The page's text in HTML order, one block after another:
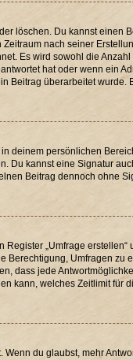
löschen. Du kannst einen
nach seiner
Es wird sowohl die
hat oder wenn ein
Beitrag überarbeitet wurde.
deinem persönlichen
Du kannst eine Signatur
Beitrag dennoch ohne
„Umfrage erstellen“
Umfragen zu
dass jede
kann, welches Zeitlimit für
du glaubst, mehr